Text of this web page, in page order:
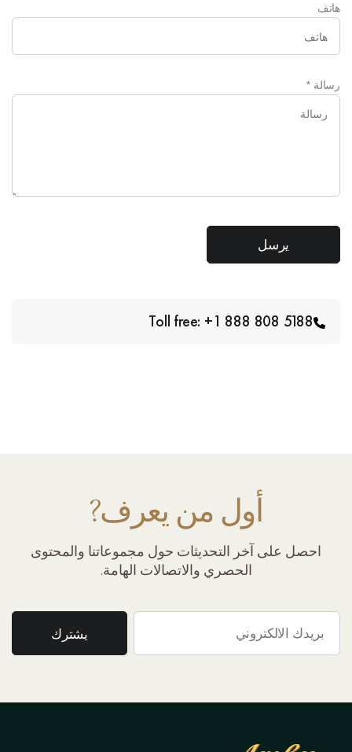
هاتف
رسالة *
Toll free: +1 888 808 5188
أول من يعرف?
احصل على آخر التحديثات حول مجموعاتنا والمحتوى
الحصري والاتصالات الهامة.